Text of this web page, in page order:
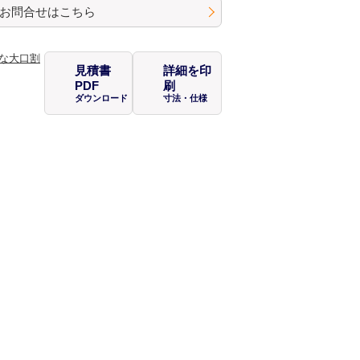
問合せはこちら
見積書
PDF
ダウンロード
詳細を印
刷
寸法・仕様